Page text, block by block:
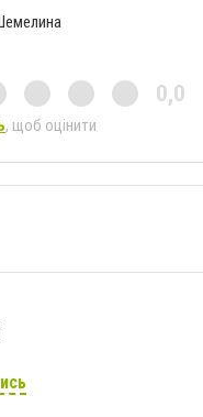
0,0
, щоб оцінити